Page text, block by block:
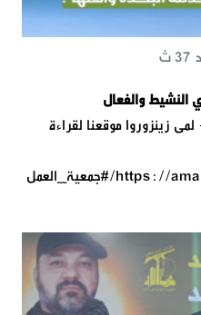
النشيط والفعال
زينزوروا موقعنا لقراءة
https://amalbaladi.org.lb/details/3055/#جمعية_العمل